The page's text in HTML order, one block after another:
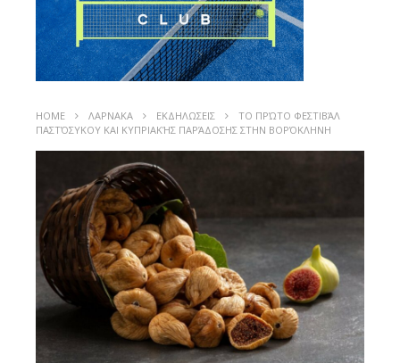
HOME ΛΑΡΝΑΚΑ ΕΚΔΗΛΩΣΕΙΣ
ΤΟ ΠΡΏΤΟ ΦΕΣΤΙΒΆΛ
ΠΑΣΤΌΣΥΚΟΥ ΚΑΙ ΚΥΠΡΙΑΚΉΣ ΠΑΡΆΔΟΣΗΣ ΣΤΗΝ ΒΟΡΌΚΛΗΝΗ